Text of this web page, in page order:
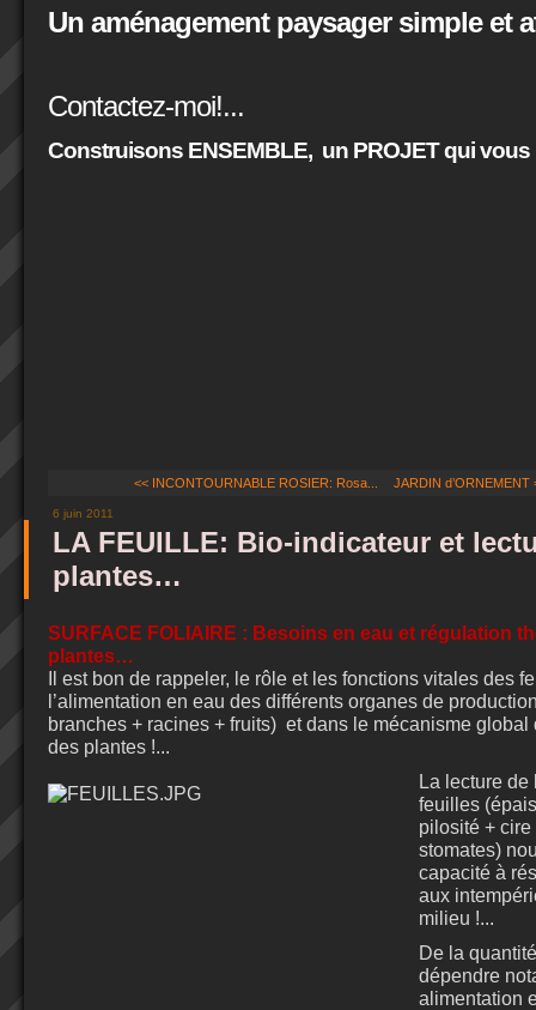
Un aménagement paysager simple et
Contactez-moi!...
Construisons ENSEMBLE, un PROJET qui vous
<< INCONTOURNABLE ROSIER: Rosa... JARDIN d’ORNEMENT
6 juin 2011
LA FEUILLE: Bio-indicateur et
plantes…
SURFACE FOLIAIRE : Besoins en eau et régulation
plantes…
Il est bon de rappeler, le rôle et les fonctions vitales des
l’alimentation en eau des différents organes de
branches + racines + fruits) et dans le mécanisme global
des plantes !...
La lecture
feuilles
pilosité +
stomates)
capacité à
aux
milieu !...
De la
dépendre
alimentation